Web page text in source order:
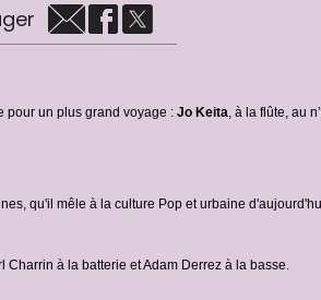
pour un plus grand voyage : Jo Keita, à la flûte, au
qu'il mêle à la culture Pop et urbaine
Charrin à la batterie et Adam Derrez à la basse.